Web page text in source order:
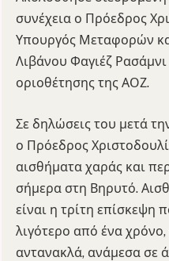
συνέχεια ο Πρόεδρος
Υπουργός Μεταφορών
Λιβάνου Φαγιέζ
οριοθέτησης της ΑΟΖ.
Σε δηλώσεις του μετά
ο Πρόεδρος
αισθήματα χαράς και
σήμερα στη Βηρυτό.
είναι η τρίτη επίσκεψη
λιγότερο από ένα
αντανακλά, ανάμεσα σε